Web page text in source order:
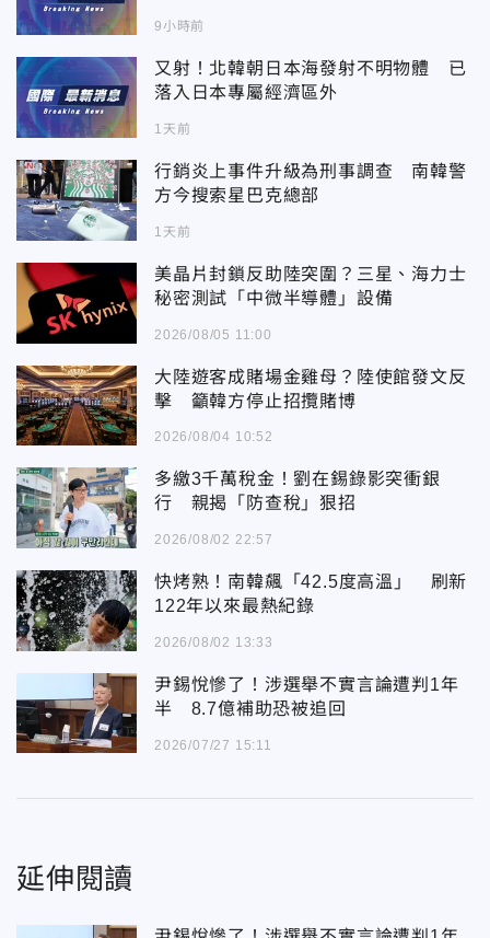
9小時前
又射！北韓朝日本海發射不明物體 已
落入日本專屬經濟區外
1天前
行銷炎上事件升級為刑事調查 南韓警
方今搜索星巴克總部
1天前
美晶片封鎖反助陸突圍？三星、海力士
秘密測試「中微半導體」設備
2026/08/05 11:00
大陸遊客成賭場金雞母？陸使館發文反
擊 籲韓方停止招攬賭博
2026/08/04 10:52
多繳3千萬稅金！劉在錫錄影突衝銀
行 親揭「防查稅」狠招
2026/08/02 22:57
快烤熟！南韓飆「42.5度高溫」 刷新
122年以來最熱紀錄
2026/08/02 13:33
尹錫悅慘了！涉選舉不實言論遭判1年
半 8.7億補助恐被追回
2026/07/27 15:11
延伸閱讀